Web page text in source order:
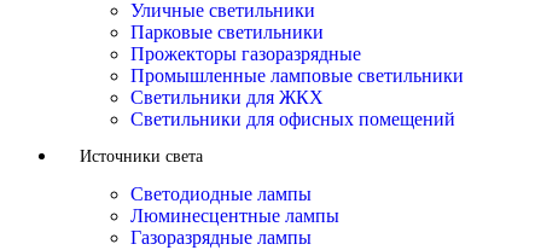
Уличные светильники
Парковые светильники
Прожекторы газоразрядные
Промышленные ламповые светильники
Светильники для ЖКХ
Светильники для офисных помещений
Источники света
Светодиодные лампы
Люминесцентные лампы
Газоразрядные лампы